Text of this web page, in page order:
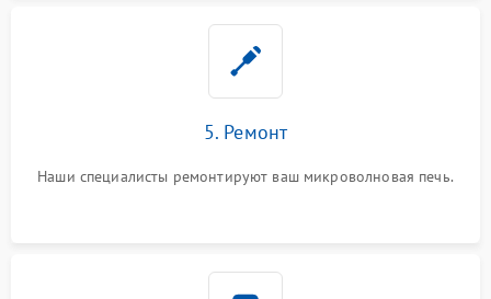
5. Ремонт
Наши специалисты ремонтируют ваш микроволновая печь.